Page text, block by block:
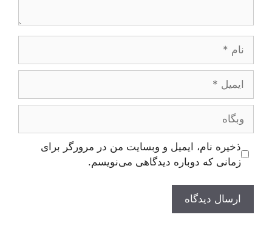
وبگاه
ذخیره نام، ایمیل و وبسایت من در مرورگر برای
زمانی که دوباره دیدگاهی می‌نویسم.